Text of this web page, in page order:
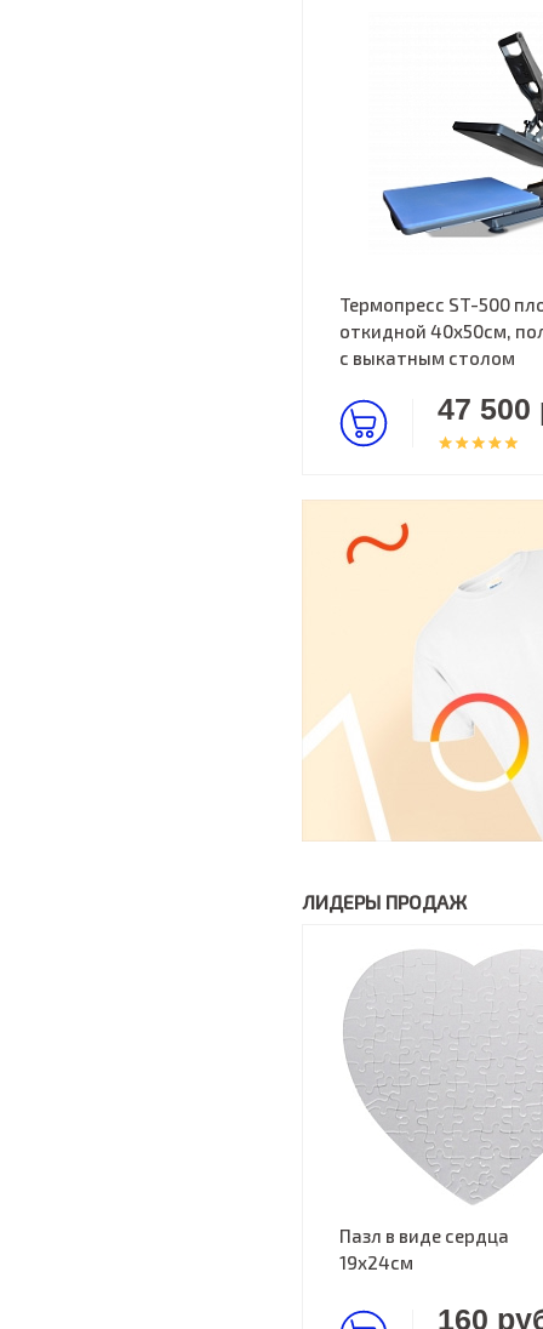
Термопресс ST-500
откидной 40х50см,
с выкатным столом
47 500
ЛИДЕРЫ ПРОДАЖ
Пазл в виде сердца
19х24см
160